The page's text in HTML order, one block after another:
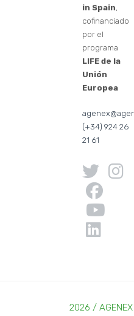
in Spain
cofinanciado
por el
programa
LIFE de la
Unión
Europea
(+34) 924 26
21 61
2026 /